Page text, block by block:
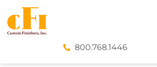
800.768.1446